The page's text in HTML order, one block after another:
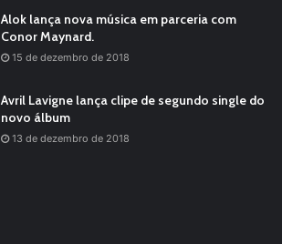
Alok lança nova música em parceria com
Conor Maynard.
15 de dezembro de 2018
Avril Lavigne lança clipe de segundo single do
novo álbum
13 de dezembro de 2018